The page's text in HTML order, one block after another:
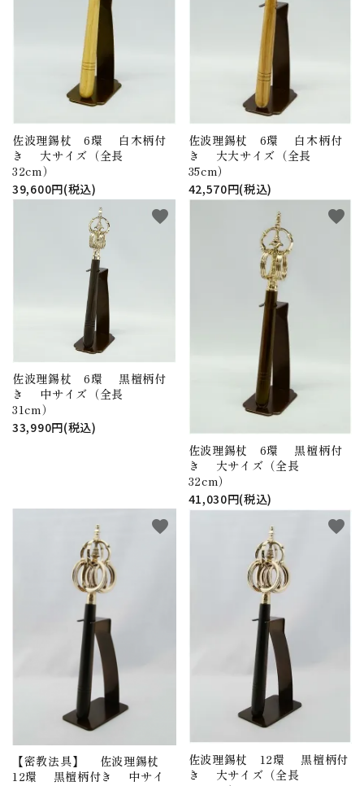
佐波理錫杖 6環 白木柄付
き 大サイズ（全長
32cm）
39,600円(税込)
佐波理錫杖 6環 白木柄付
き 大大サイズ（全長
35cm）
42,570円(税込)
佐波理錫杖 6環 黒檀柄付
き 中サイズ（全長
31cm）
33,990円(税込)
favorite
佐波理錫杖 6環 黒檀柄付
き 大サイズ（全長
32cm）
41,030円(税込)
favorite
【密教法具】 佐波理錫杖
12環 黒檀柄付き 中サイ
favorite
佐波理錫杖 12環 黒檀柄付
き 大サイズ（全長
favorite